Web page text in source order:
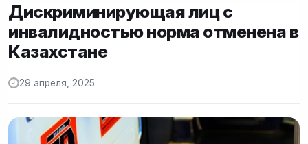
Дискриминирующая лиц с
инвалидностью норма отменена в
Казахстане
29 апреля, 2025